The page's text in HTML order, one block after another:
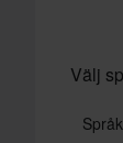
Välj
Språk